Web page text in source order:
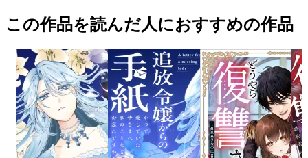
この作品を読んだ人におすすめの作品